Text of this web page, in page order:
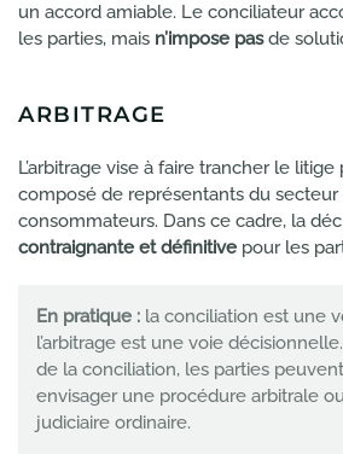
un accord amiable. Le conciliateur
les parties, mais n’impose pasde
ARBITRAGE
L’arbitrage vise à faire trancher le
composé de représentants du secteur
consommateurs. Dans ce cadre, la
contraignante et définitive pour les
En pratique : la conciliation est une
l’arbitrage est une voie
de la conciliation, les parties
envisager une procédure arbitrale
judiciaire ordinaire.